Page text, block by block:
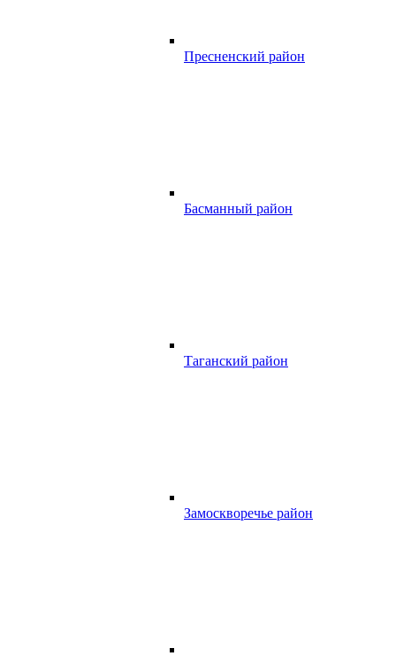
Пресненский район
Басманный район
Таганский район
Замоскворечье район